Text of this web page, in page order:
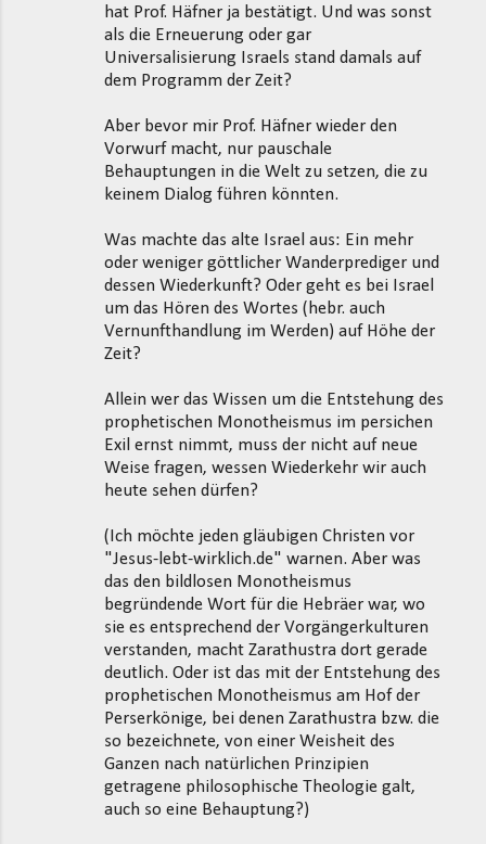
hat Prof. Häfner ja bestätigt. Und was sonst
als die Erneuerung oder gar
Universalisierung Israels stand damals auf
dem Programm der Zeit?
Aber bevor mir Prof. Häfner wieder den
Vorwurf macht, nur pauschale
Behauptungen in die Welt zu setzen, die zu
keinem Dialog führen könnten.
Was machte das alte Israel aus: Ein mehr
oder weniger göttlicher Wanderprediger und
dessen Wiederkunft? Oder geht es bei Israel
um das Hören des Wortes (hebr. auch
Vernunfthandlung im Werden) auf Höhe der
Zeit?
Allein wer das Wissen um die Entstehung des
prophetischen Monotheismus im persichen
Exil ernst nimmt, muss der nicht auf neue
Weise fragen, wessen Wiederkehr wir auch
heute sehen dürfen?
(Ich möchte jeden gläubigen Christen vor
"Jesus-lebt-wirklich.de" warnen. Aber was
das den bildlosen Monotheismus
begründende Wort für die Hebräer war, wo
sie es entsprechend der Vorgängerkulturen
verstanden, macht Zarathustra dort gerade
deutlich. Oder ist das mit der Entstehung des
prophetischen Monotheismus am Hof der
Perserkönige, bei denen Zarathustra bzw. die
so bezeichnete, von einer Weisheit des
Ganzen nach natürlichen Prinzipien
getragene philosophische Theologie galt,
auch so eine Behauptung?)